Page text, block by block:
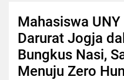
Mahasiswa
Darurat Jogja
Bungkus Nasi,
Menuju Zero